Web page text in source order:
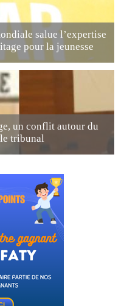
salue l’expertise
pour la jeunesse
un conflit autour du
tribunal